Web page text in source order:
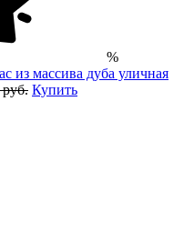
%
из массива дуба уличная
Купить